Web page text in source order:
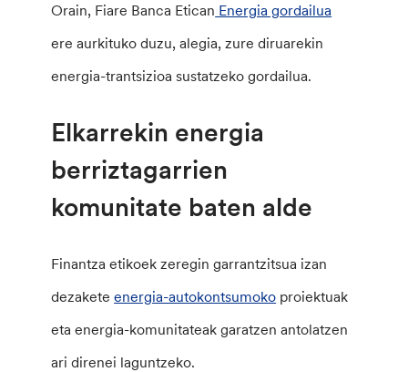
Orain, Fiare Banca Etican Energia gordailua
ere aurkituko duzu, alegia, zure diruarekin
energia-trantsizioa sustatzeko gordailua.
Elkarrekin energia
berriztagarrien
komunitate baten alde
Finantza etikoek zeregin garrantzitsua izan
dezaketeenergia-autokontsumoko proiektuak
eta energia-komunitateak garatzen antolatzen
ari direnei laguntzeko.